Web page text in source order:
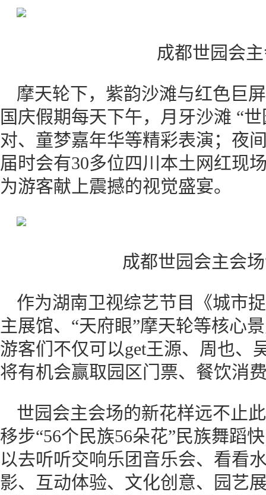
成都世园会
摩天轮下，紫韵沙滩与红色巨
国庆假期每天下午，月牙沙滩 “
对、童梦嘉年华等精彩表演；夜
届时会有30多位四川本土网红现
为游客献上震撼的视觉盛宴。
成都世园会主会
作为湖南卫视综艺节目《城市
主展馆、“天府眼”摩天轮等核心
游客们不仅可以get王源、周也、
将有机会赢取园区门票、餐饮消
世园会主会场的新花样远不止
移步“56个民族56朵花”民族舞蹈
以去听听交响乐团音乐会、看
影、互动体验、文化创意、园艺